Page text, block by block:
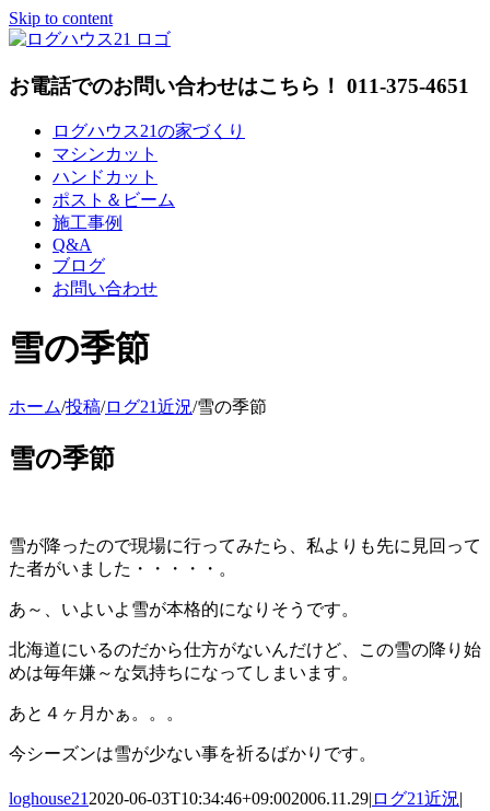
Skip to content
お電話でのお問い合わせはこちら！ 011-375-4651
ログハウス21の家づくり
マシンカット
ハンドカット
ポスト＆ビーム
施工事例
Q&A
ブログ
お問い合わせ
雪の季節
ホーム/投稿/ログ21近況/雪の季節
雪の季節
雪が降ったので現場に行ってみたら、私よりも先に見回って
た者がいました・・・・・。
あ～、いよいよ雪が本格的になりそうです。
北海道にいるのだから仕方がないんだけど、この雪の降り始
めは毎年嫌～な気持ちになってしまいます。
あと４ヶ月かぁ。。。
今シーズンは雪が少ない事を祈るばかりです。
loghouse21 2020-06-03T10:34:46+09:002006.11.29| ログ21近況|